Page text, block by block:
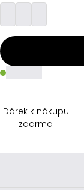
_____
Dárek k nákupu
zdarma